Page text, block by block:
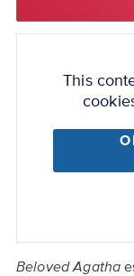
This
Beloved Agatha